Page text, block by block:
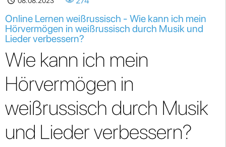
Online Lernen weißrussisch - Wie kann ich mein
Hörvermögen in weißrussisch durch Musik und
Lieder verbessern?
Wie kann ich mein
Hörvermögen in
weißrussisch durch Musik
und Lieder verbessern?